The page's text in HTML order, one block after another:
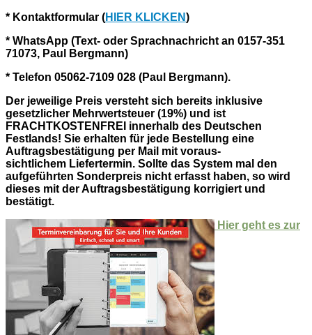
* Kontaktformular (HIER KLICKEN)
* WhatsApp (Text- oder Sprachnachricht an 0157-351
71073, Paul Bergmann)
* Telefon 05062-7109 028 (Paul Bergmann).
Der jeweilige Preis versteht sich bereits inklusive
gesetzlicher Mehrwertsteuer (19%) und ist
FRACHTKOSTENFREI innerhalb des Deutschen
Festlands! Sie erhalten für jede Bestellung eine
Auftragsbestätigung per Mail mit voraus-
sichtlichem Liefertermin. Sollte das System mal den
aufgeführten Sonderpreis nicht erfasst haben, so wird
dieses mit der Auftragsbestätigung korrigiert und
bestätigt.
Hier geht es zur